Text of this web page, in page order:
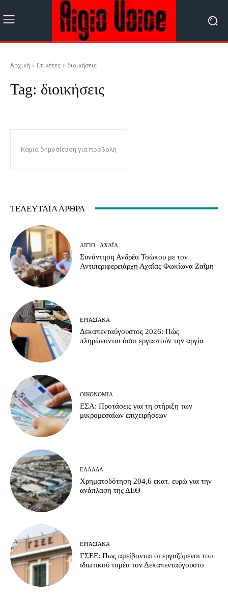
Αρχική Ετικέτες διοικήσεις
Tag: διοικήσεις
Καμία δημοσίευση για προβολή
ΤΕΛΕΥΤΑΊΑ ΆΡΘΡΑ
ΑΊΓΙΟ - ΑΧΑΪ́Α
Συνάντηση Ανδρέα Τσώκου με τον
Αντιπεριφερειάρχη Αχαΐας Φωκίωνα Ζαΐμη
ΕΡΓΑΣΙΑΚΆ
Δεκαπενταύγουστος 2026: Πώς
πληρώνονται όσοι εργαστούν την αργία
ΟΙΚΟΝΟΜΊΑ
ΕΣΑ: Προτάσεις για τη στήριξη των
μικρομεσαίων επιχειρήσεων
ΕΛΛΆΔΑ
Χρηματοδότηση 204,6 εκατ. ευρώ για την
ανάπλαση της ΔΕΘ
ΕΡΓΑΣΙΑΚΆ
ΓΣΕΕ: Πως αμείβονται οι εργαζόμενοι του
ιδιωτικού τομέα τον Δεκαπενταύγουστο